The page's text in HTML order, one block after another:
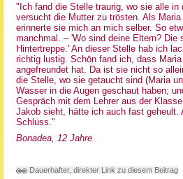
"Ich fand die Stelle traurig, wo sie alle in
versucht die Mutter zu trösten. Als Maria
erinnerte sie mich an mich selber. So
manchmal. – 'Wo sind deine Eltern? Die
Hintertreppe.' An dieser Stelle hab ich
richtig lustig. Schön fand ich, dass
angefreundet hat. Da ist sie nicht so
die Stelle, wo sie getaucht sind (Maria
Wasser in die Augen geschaut haben;
Gespräch mit dem Lehrer aus der
Jakob sieht, hätte ich auch fast geheult.
Schluss."
Bonadea, 12 Jahre
Dauerhafter, direkter Link zu diesem Beitrag